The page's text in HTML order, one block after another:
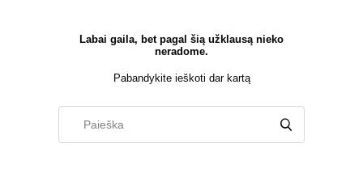
Labai gaila, bet pagal šią užklausą nieko
neradome.
Pabandykite ieškoti dar kartą